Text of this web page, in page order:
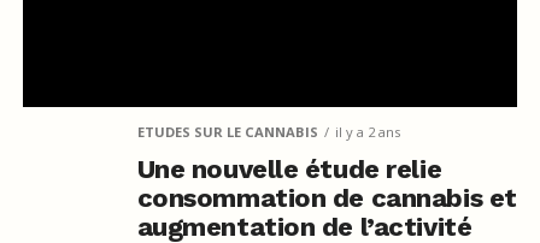
ETUDES SUR LE CANNABIS il y a 2 ans
Une nouvelle étude relie
consommation de cannabis et
augmentation de l’activité